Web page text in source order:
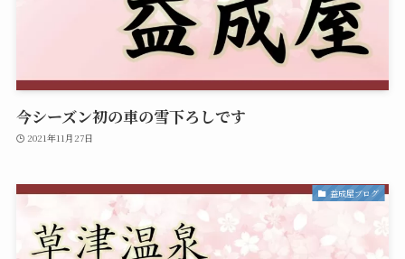
今シーズン初の車の雪下ろしです
2021年11月27日
益成屋ブログ